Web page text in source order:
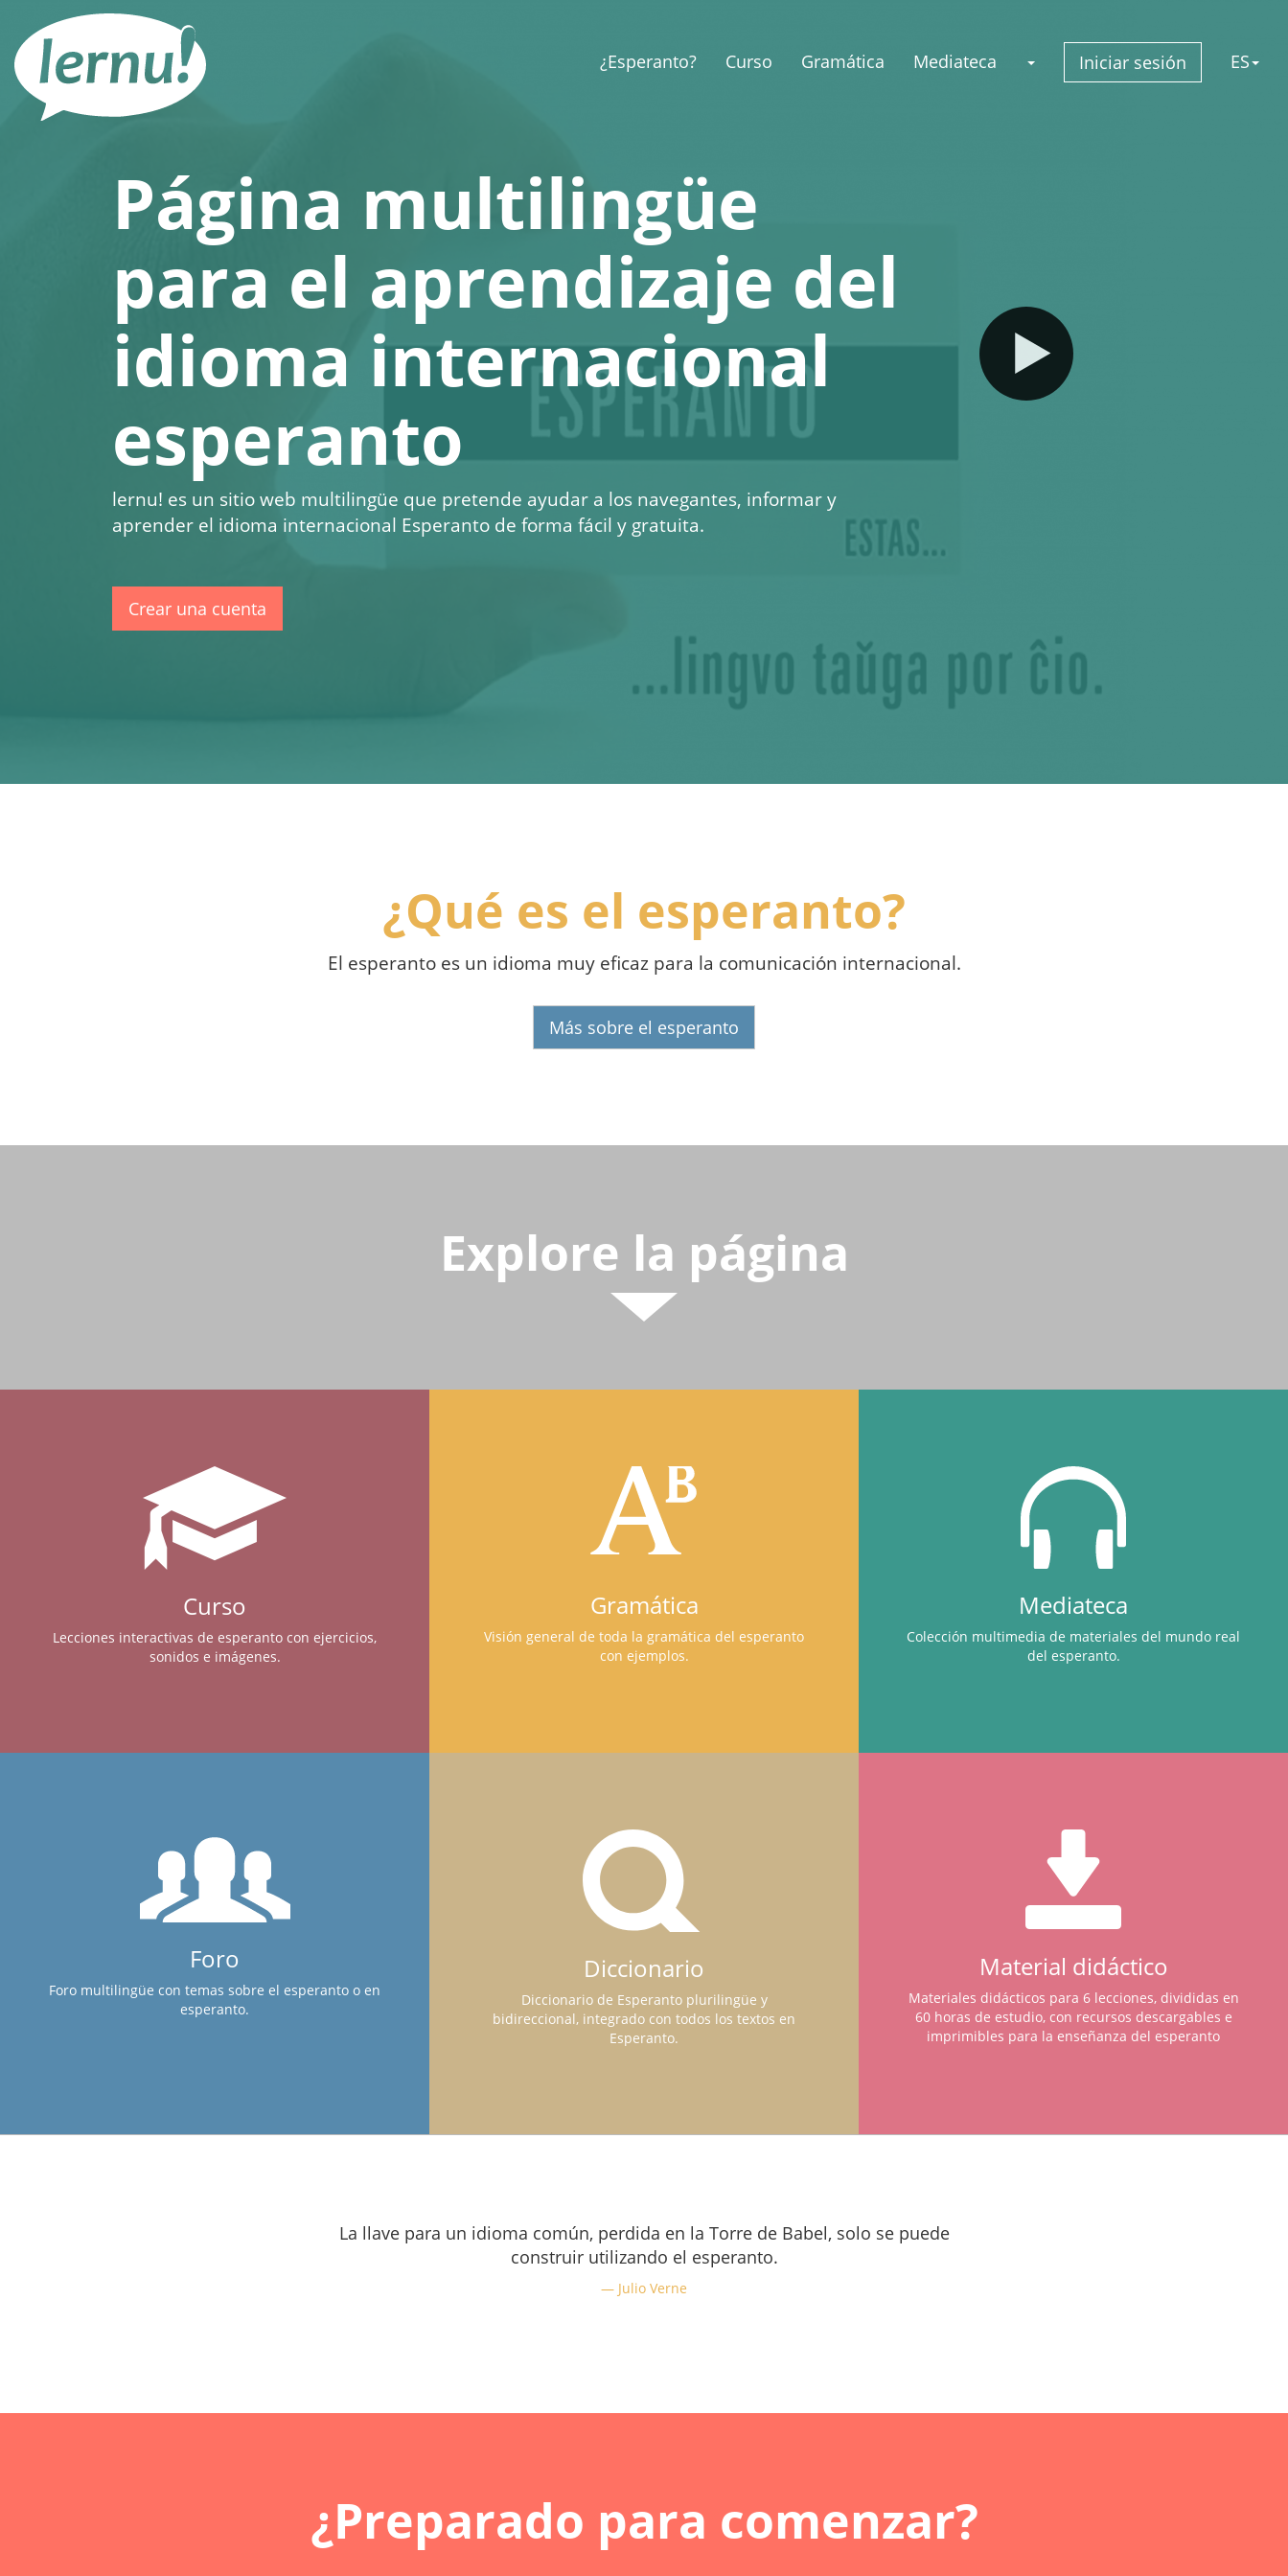
¿Esperanto? Curso Gramática Mediateca Iniciar sesión ES
Página multilingüe
para el aprendizaje del
idioma internacional
esperanto
lernu! es un sitio web multilingüe que pretende ayudar a los navegantes, informar y
aprender el idioma internacional Esperanto de forma fácil y gratuita.
Crear una cuenta
¿Qué es el esperanto?
El esperanto es un idioma muy eficaz para la comunicación internacional.
Más sobre el esperanto
Explore la página
Curso
Lecciones interactivas de esperanto con ejercicios,
sonidos e imágenes.
Gramática
Visión general de toda la gramática del esperanto
con ejemplos.
Mediateca
Colección multimedia de materiales del mundo real
del esperanto.
Foro
Foro multilingüe con temas sobre el esperanto o en
esperanto.
Diccionario
Diccionario de Esperanto plurilingüe y
bidireccional, integrado con todos los textos en
Esperanto.
Material didáctico
Materiales didácticos para 6 lecciones, divididas en
60 horas de estudio, con recursos descargables e
imprimibles para la enseñanza del esperanto
La llave para un idioma común, perdida en la Torre de Babel, solo se puede
construir utilizando el esperanto.
Julio Verne
¿Preparado para comenzar?